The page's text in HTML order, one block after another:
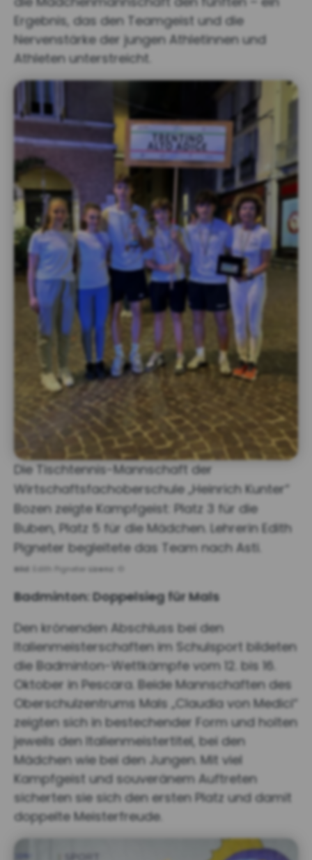
Ergebnis, das den Teamgeist und die
Nervenstärke der jungen Athletinnen und
Athleten unterstreicht.
Die Tischtennis-Mannschaft der
Wirtschaftsfachoberschule „Heinrich Kunter“
Bozen zeigte Kampfgeist: Platz 3 für die
Buben, Platz 5 für die Mädchen. Lehrerin Edith
Pigneter begleitete das Team nach Asti.
Bild: Edith Pigneter Lizenz:
Badminton: Doppelsieg für Mals
Den krönenden Abschluss bei den
Italienmeisterschaften im Schulsport bildeten
die Badminton-Wettkämpfe vom 12. bis 16.
Oktober in Pescara. Beide Mannschaften des
Oberschulzentrums Mals „Claudia von Medici“
zeigten sich in bestechender Form und holten
jeweils den Italienmeistertitel, bei den
Mädchen wie bei den Jungen. Mit viel
Kampfgeist und souveränem Auftreten
sicherten sie sich den ersten Platz und damit
doppelte Meisterfreude.